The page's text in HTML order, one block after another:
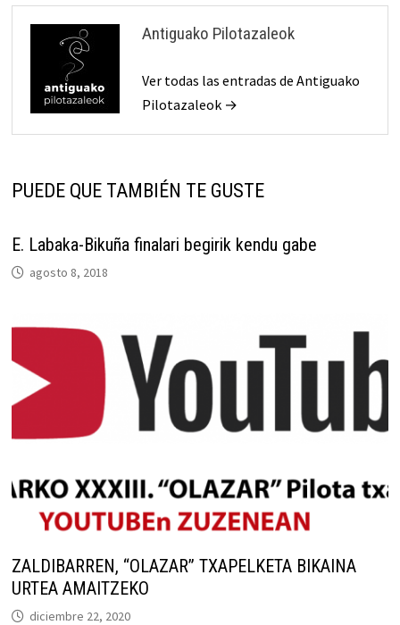
Antiguako Pilotazaleok
Ver todas las entradas de Antiguako
Pilotazaleok →
PUEDE QUE TAMBIÉN TE GUSTE
E. Labaka-Bikuña finalari begirik kendu gabe
agosto 8, 2018
ZALDIBARREN, “OLAZAR” TXAPELKETA BIKAINA
URTEA AMAITZEKO
diciembre 22, 2020